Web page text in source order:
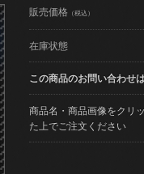
販売価格 （税込）
在庫状態
この商品のお問い合わせ
商品名・商品画像をクリ
た上でご注文ください